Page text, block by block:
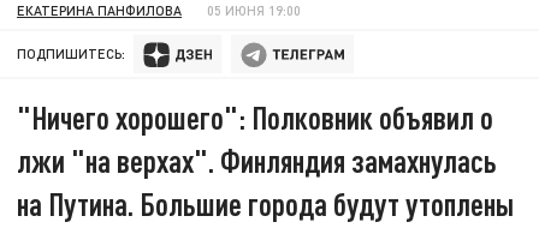
ЕКАТЕРИНА ПАНФИЛОВА 05 ИЮНЯ 19:00
ПОДПИШИТЕСЬ:
"Ничего хорошего": Полковник объявил о
лжи "на верхах". Финляндия замахнулась
на Путина. Большие города будут утоплены